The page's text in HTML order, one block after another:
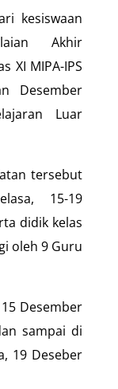
kesiswaan
Akhir
XI MIPA-IPS
Desember
Luar
tersebut
15-19
didik kelas
oleh 9 Guru
Desember
sampai di
19 Deseber